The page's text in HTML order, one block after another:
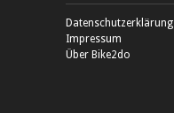
Datenschutzerklärung
Impressum
Über Bike2do